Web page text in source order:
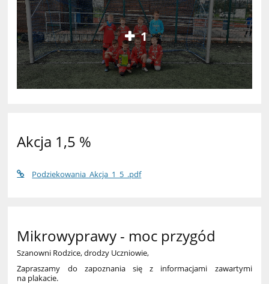
1
Akcja 1,5 %
Podziekowania_Akcja_1_5_.pdf
Mikrowyprawy - moc przygód
Szanowni Rodzice, drodzy Uczniowie,
Zapraszamy do zapoznania się z informacjami zawartymi
na plakacie.